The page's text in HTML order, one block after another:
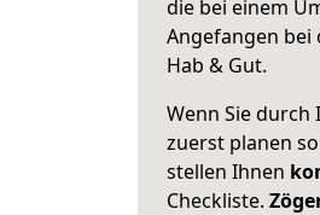
die bei einem
Angefangen bei
Hab & Gut.
Wenn Sie durch
zuerst planen
stellen Ihnen
Checkliste.